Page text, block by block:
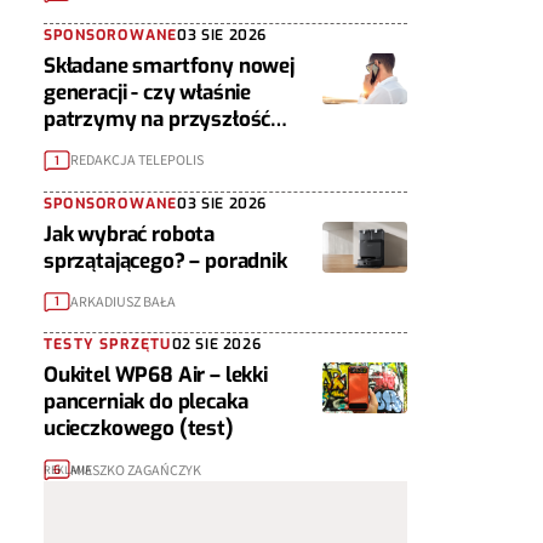
SPONSOROWANE03 SIE 2026
Składane smartfony nowej
generacji - czy właśnie
patrzymy na przyszłość
urządzeń mobilnych?
1 REDAKCJA TELEPOLIS
SPONSOROWANE03 SIE 2026
Jak wybrać robota
sprzątającego? – poradnik
1 ARKADIUSZ BAŁA
TESTY SPRZĘTU02 SIE 2026
Oukitel WP68 Air – lekki
pancerniak do plecaka
ucieczkowego (test)
6 MIESZKO ZAGAŃCZYK